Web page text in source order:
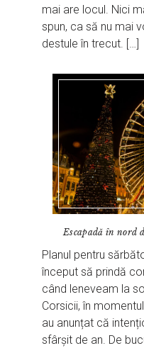
mai are locul. Nici
spun, ca să nu mai
destule în trecut. […]
Escapadă în nord
Planul pentru
început să prindă
când leneveam la
Corsicii, în
au anunțat că
sfârșit de an. De